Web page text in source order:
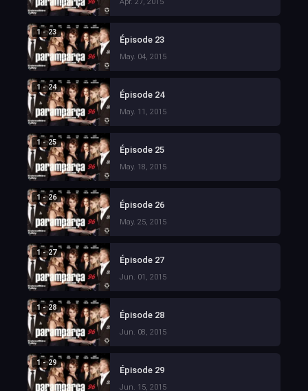
1 - 23
Épisode 23
May. 04, 2015
1 - 24
Épisode 24
May. 11, 2015
1 - 25
Épisode 25
May. 18, 2015
1 - 26
Épisode 26
May. 25, 2015
1 - 27
Épisode 27
Jun. 01, 2015
1 - 28
Épisode 28
Jun. 08, 2015
1 - 29
Épisode 29
Jun. 15, 2015